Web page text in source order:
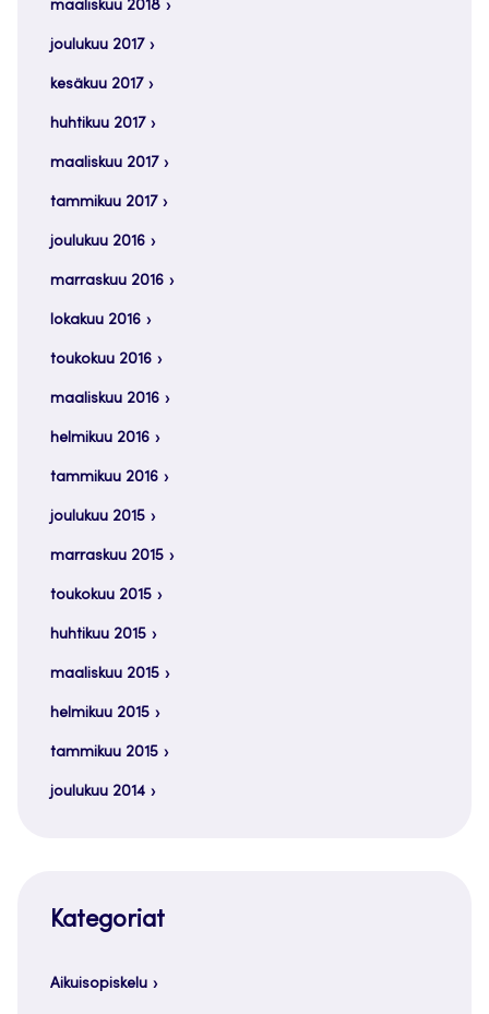
maaliskuu 2018
joulukuu 2017
kesäkuu 2017
huhtikuu 2017
maaliskuu 2017
tammikuu 2017
joulukuu 2016
marraskuu 2016
lokakuu 2016
toukokuu 2016
maaliskuu 2016
helmikuu 2016
tammikuu 2016
joulukuu 2015
marraskuu 2015
toukokuu 2015
huhtikuu 2015
maaliskuu 2015
helmikuu 2015
tammikuu 2015
joulukuu 2014
Kategoriat
Aikuisopiskelu